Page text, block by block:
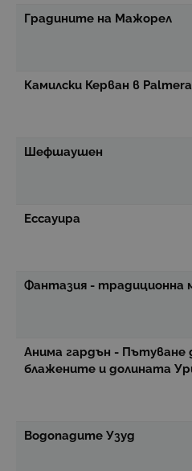
Градините на Мажорел
Камилски Керван в
Шефшаушен
Ессауира
Фантазия - традиционна
Анима гардън - Пътуване
блажените и долината
Водопадите Узуд